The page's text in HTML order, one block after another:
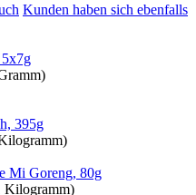
Kunden haben sich ebenfalls
395g
Mi Goreng, 80g
Kilogramm)